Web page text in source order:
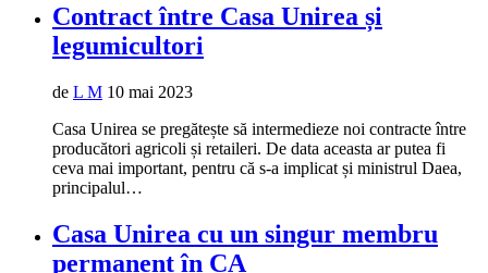
Contract între Casa Unirea și
legumicultori
de L M 10 mai 2023
Casa Unirea se pregătește să intermedieze noi contracte între
producători agricoli și retaileri. De data aceasta ar putea fi
ceva mai important, pentru că s-a implicat și ministrul Daea,
principalul…
Casa Unirea cu un singur membru
permanent în CA